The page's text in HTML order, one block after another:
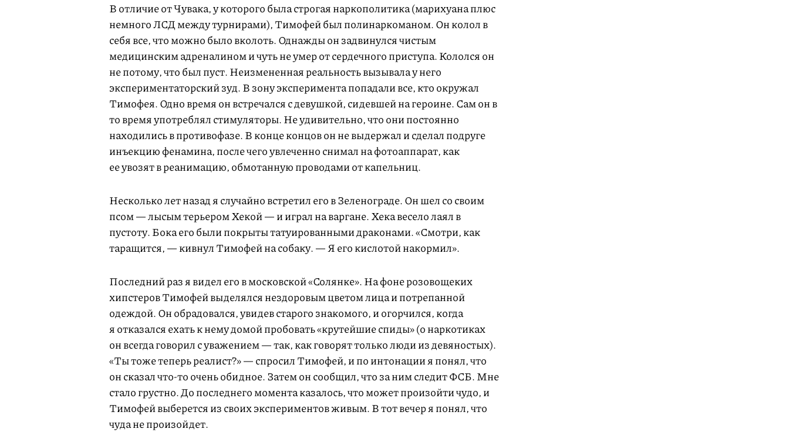
В отличие от Чувака, у которого была строгая наркополитика (марихуана плюс
немного ЛСД между турнирами), Тимофей был полинаркоманом. Он колол в
себя все, что можно было вколоть. Однажды он задвинулся чистым
медицинским адреналином и чуть не умер от сердечного приступа. Кололся он
не потому, что был пуст. Неизмененная реальность вызывала у него
экспериментаторский зуд. В зону эксперимента попадали все, кто окружал
Тимофея. Одно время он встречался с девушкой, сидевшей на героине. Сам он в
то время употреблял стимуляторы. Не удивительно, что они постоянно
находились в противофазе. В конце концов он не выдержал и сделал подруге
инъекцию фенамина, после чего увлеченно снимал на фотоаппарат, как
ее увозят в реанимацию, обмотанную проводами от капельниц.
Несколько лет назад я случайно встретил его в Зеленограде. Он шел со своим
псом — лысым терьером Хекой — и играл на варгане. Хека весело лаял в
пустоту. Бока его были покрыты татуированными драконами. «Смотри, как
таращится, — кивнул Тимофей на собаку. — Я его кислотой накормил».
Последний раз я видел его в московской «Солянке». На фоне розовощеких
хипстеров Тимофей выделялся нездоровым цветом лица и потрепанной
одеждой. Он обрадовался, увидев старого знакомого, и огорчился, когда
я отказался ехать к нему домой пробовать «крутейшие спиды» (о наркотиках
он всегда говорил с уважением — так, как говорят только люди из девяностых).
«Ты тоже теперь реалист?» — спросил Тимофей, и по интонации я понял, что
он сказал что-то очень обидное. Затем он сообщил, что за ним следит ФСБ. Мне
стало грустно. До последнего момента казалось, что может произойти чудо, и
Тимофей выберется из своих экспериментов живым. В тот вечер я понял, что
чуда не произойдет.